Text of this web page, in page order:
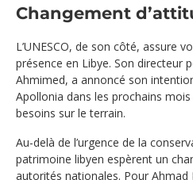
Changement
L’UNESCO, de son côté, assure
présence en Libye. Son directeur
Ahmimed, a annoncé son
Apollonia dans les prochains mois
besoins sur le terrain.
Au-delà de l’urgence de la
patrimoine libyen espèrent un
autorités nationales. Pour Ahmad